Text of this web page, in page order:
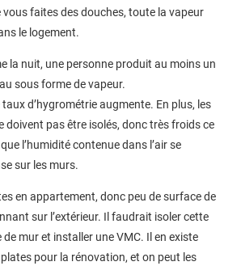
vous faites des douches, toute la vapeur
le logement.
la nuit, une personne produit au moins un
sous forme de vapeur.
taux d’hygrométrie augmente. En plus, les
doivent pas être isolés, donc très froids ce
l’humidité contenue dans l’air se
sur les murs.
en appartement, donc peu de surface de
sur l’extérieur. Il faudrait isoler cette
mur et installer une VMC. Il en existe
plates pour la rénovation, et on peut les